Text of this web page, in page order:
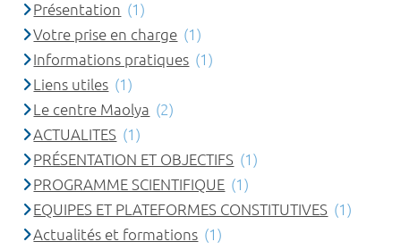
Présentation (1)
Votre prise en charge (1)
Informations pratiques (1)
Liens utiles (1)
Le centre Maolya (2)
ACTUALITES (1)
PRÉSENTATION ET OBJECTIFS (1)
PROGRAMME SCIENTIFIQUE (1)
EQUIPES ET PLATEFORMES CONSTITUTIVES (1)
Actualités et formations (1)